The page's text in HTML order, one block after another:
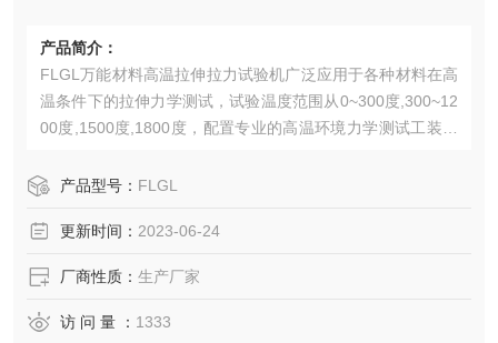
产品简介：
FLGL万能材料高温拉伸拉力试验机广泛应用于各种材料在高
温条件下的拉伸力学测试，试验温度范围从0~300度,300~12
00度,1500度,1800度，配置专业的高温环境力学测试工装，
产品型号： FLGL
更新时间： 2023-06-24
厂商性质： 生产厂家
访 问 量 ： 1333